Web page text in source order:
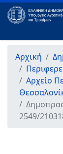
Αρχική
Αρχείο
2549/